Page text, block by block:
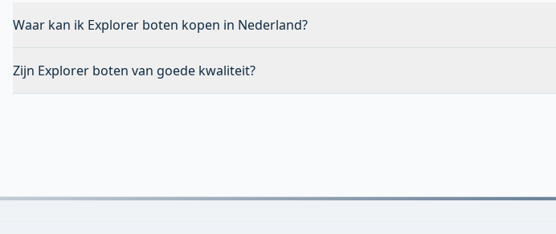
Waar kan ik Explorer boten kopen in Nederland?
Zijn Explorer boten van goede kwaliteit?